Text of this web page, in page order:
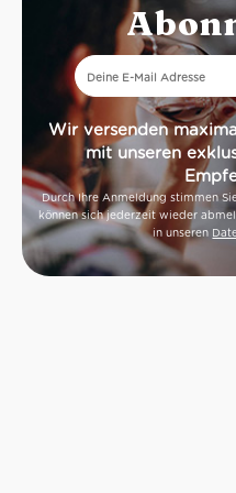
Wir versenden
mit unseren
Durch Ihre Anmeldung stimmen
können sich jederzeit wieder
in unseren